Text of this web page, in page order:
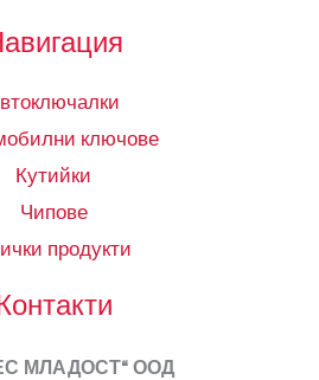
ключове
Кутийки
Чипове
продукти
МЛАДОСТ“ ООД